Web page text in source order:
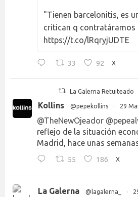
"Tienen barcelonitis, es
critican q contratáramos
https://t.co/lRqryjUDTE
33 92 X
La Galerna Retuiteado
Kollins @pepekollins · 29
@TheNewOjeador
reflejo de la situación
Madrid, hace unas
55 186 X
La Galerna @lagalerna_ ·